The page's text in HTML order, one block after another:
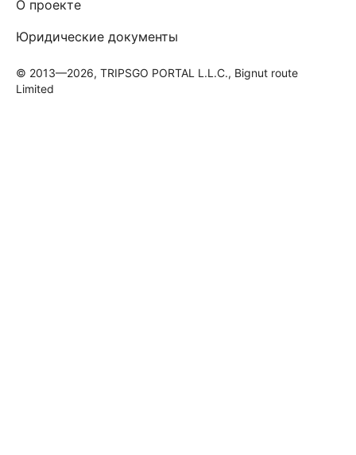
О проекте
Юридические документы
© 2013—2026, TRIPSGO PORTAL L.L.C., Bignut route
Limited